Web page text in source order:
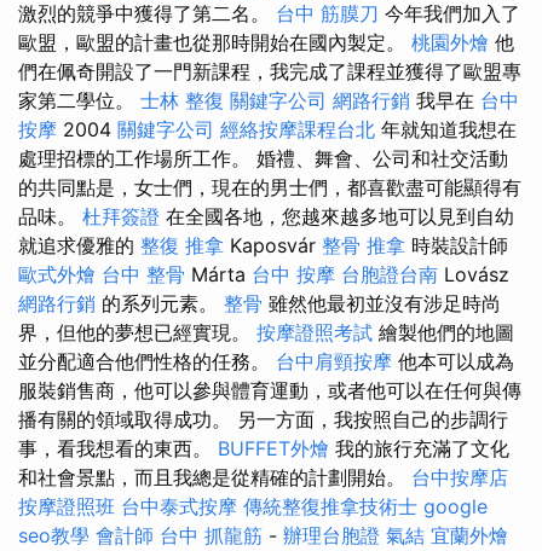
激烈的競爭中獲得了第二名。 台中 筋膜刀 今年我們加入了
歐盟，歐盟的計畫也從那時開始在國內製定。 桃園外燴 他
們在佩奇開設了一門新課程，我完成了課程並獲得了歐盟專
家第二學位。 士林 整復 關鍵字公司 網路行銷 我早在 台中
按摩 2004 關鍵字公司 經絡按摩課程台北 年就知道我想在
處理招標的工作場所工作。 婚禮、舞會、公司和社交活動
的共同點是，女士們，現在的男士們，都喜歡盡可能顯得有
品味。 杜拜簽證 在全國各地，您越來越多地可以見到自幼
就追求優雅的 整復 推拿 Kaposvár 整骨 推拿 時裝設計師
歐式外燴 台中 整骨 Márta 台中 按摩 台胞證台南 Lovász
網路行銷 的系列元素。 整骨 雖然他最初並沒有涉足時尚
界，但他的夢想已經實現。 按摩證照考試 繪製他們的地圖
並分配適合他們性格的任務。 台中肩頸按摩 他本可以成為
服裝銷售商，他可以參與體育運動，或者他可以在任何與傳
播有關的領域取得成功。 另一方面，我按照自己的步調行
事，看我想看的東西。 BUFFET外燴 我的旅行充滿了文化
和社會景點，而且我總是從精確的計劃開始。 台中按摩店
按摩證照班 台中泰式按摩 傳統整復推拿技術士 google
seo教學 會計師 台中 抓龍筋 - 辦理台胞證 氣結 宜蘭外燴